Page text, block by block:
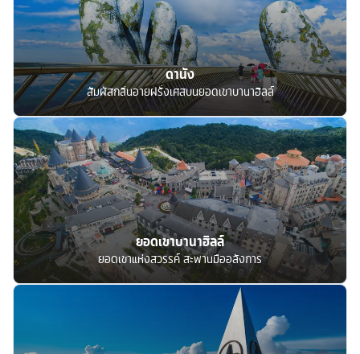
ดานัง
สัมผัสกลิ่นอายฝรั่งเศสบนยอดเขาบานาฮิลล์
ยอดเขาบานาฮิลล์
ยอดเขาแห่งสวรรค์ สะพานมืออลังการ